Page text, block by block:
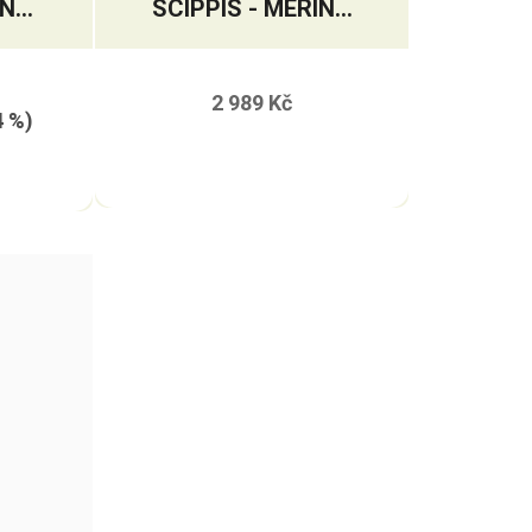
%)
SCIPPIS - MERINO
WOOL LINER
2 989 Kč